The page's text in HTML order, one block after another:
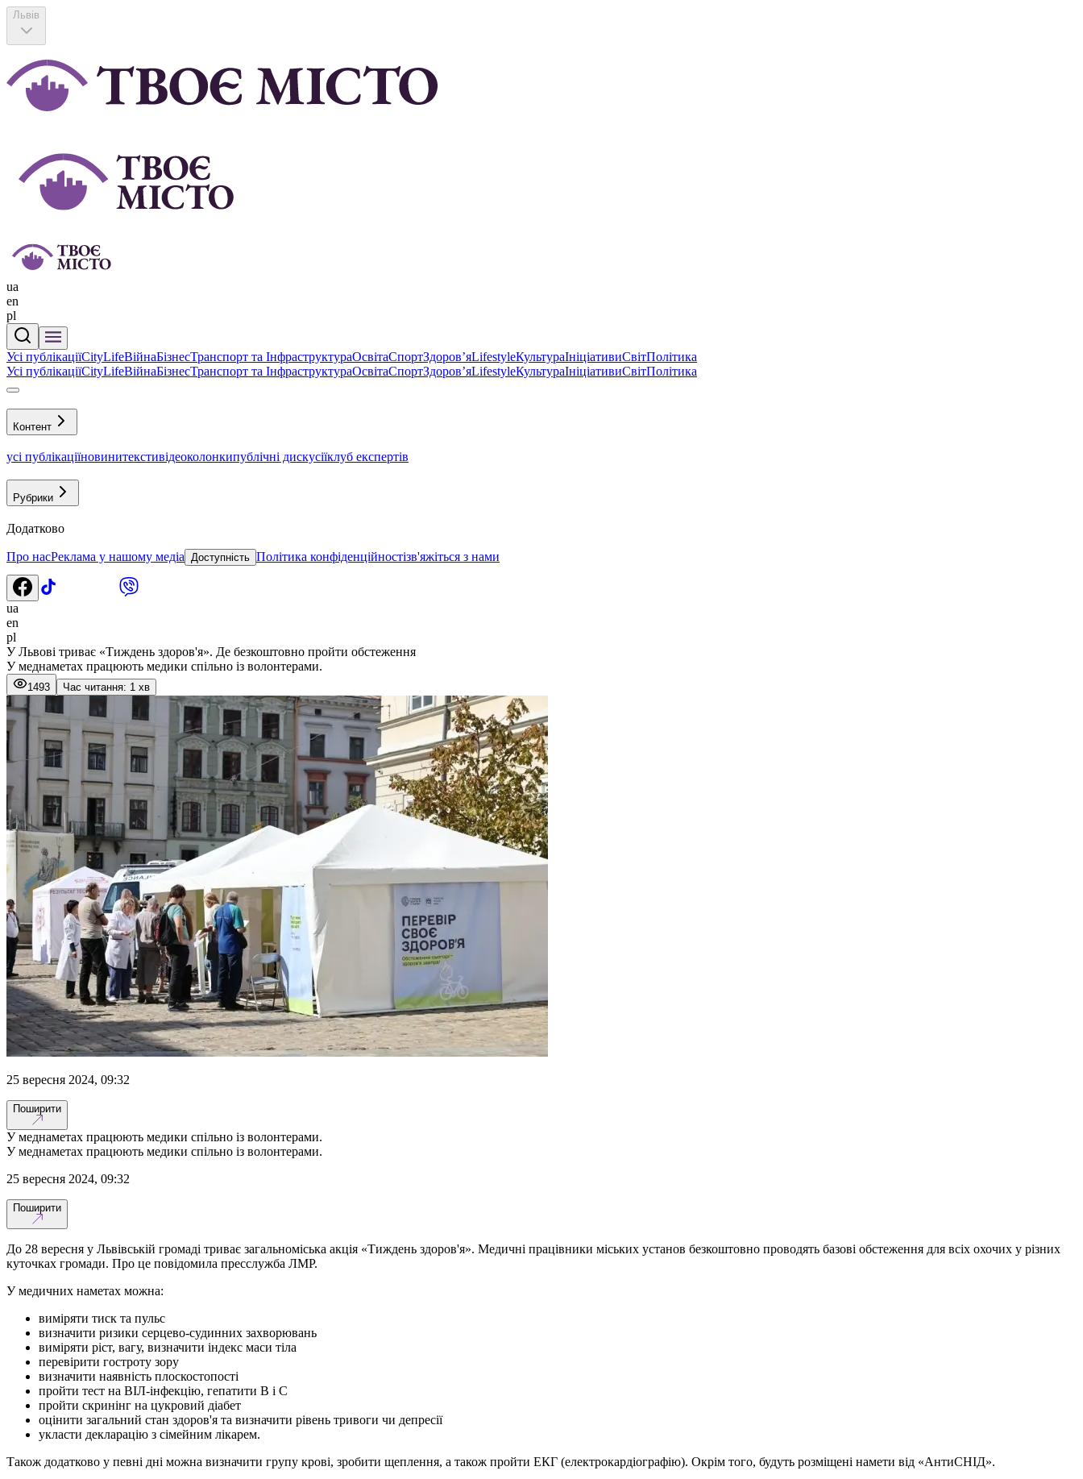
Львів
ua
en
pl
Усі публікаціїCityLifeВійнаБізнесТранспорт та ІнфраструктураОсвітаСпортЗдоровʼяLifestyleКультураІніціативиСвітПолітика
Усі публікаціїCityLifeВійнаБізнесТранспорт та ІнфраструктураОсвітаСпортЗдоровʼяLifestyleКультураІніціативиСвітПолітика
Контент
усі публікаціїновинитекстивідеоколонкипублічні дискусіїклуб експертів
Рубрики
Додатково
Про насРеклама у нашому медіа Доступність Політика конфіденційностізв'яжіться з нами
ua
en
pl
У Львові триває «Тиждень здоров'я». Де безкоштовно пройти обстеження
У меднаметах працюють медики спільно із волонтерами.
1493 Час читання: 1 хв
25 вересня 2024, 09:32
Поширити
У меднаметах працюють медики спільно із волонтерами.
У меднаметах працюють медики спільно із волонтерами.
25 вересня 2024, 09:32
Поширити
До 28 вересня у Львівській громаді триває загальноміська акція «Тиждень здоров'я». Медичні працівники міських установ безкоштовно проводять базові обстеження для всіх охочих у різних
куточках громади. Про це повідомила пресслужба ЛМР.
У медичних наметах можна:
виміряти тиск та пульс
визначити ризики серцево-судинних захворювань
виміряти ріст, вагу, визначити індекс маси тіла
перевірити гостроту зору
визначити наявність плоскостопості
пройти тест на ВІЛ-інфекцію, гепатити В і С
пройти скринінг на цукровий діабет
оцінити загальний стан здоров'я та визначити рівень тривоги чи депресії
укласти декларацію з сімейним лікарем.
Також додатково у певні дні можна визначити групу крові, зробити щеплення, а також пройти ЕКГ (електрокардіографію). Окрім того, будуть розміщені намети від «АнтиСНІД».